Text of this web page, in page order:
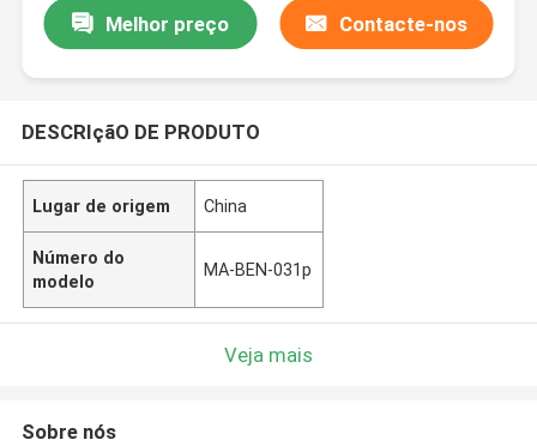
Melhor preço Contacte-nos
DESCRIçãO DE PRODUTO
Lugar de origem China
Número do
modelo
MA-BEN-031p
Veja mais
Sobre nós